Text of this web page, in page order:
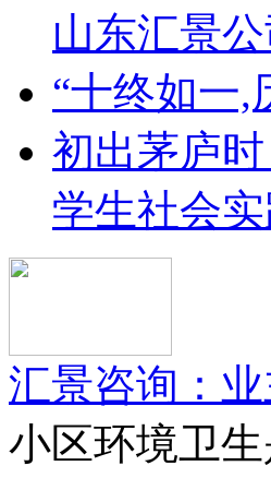
山东汇景
“十终如一
初出茅庐
学生社会
汇景咨询：
小区环境卫